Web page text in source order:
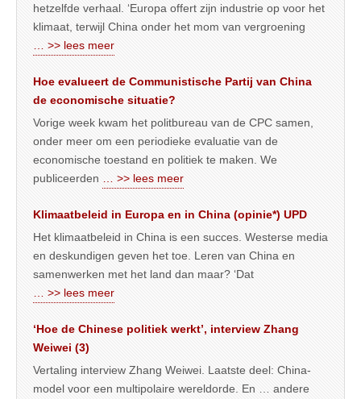
hetzelfde verhaal. ‘Europa offert zijn industrie op voor het
klimaat, terwijl China onder het mom van vergroening
… >> lees meer
Hoe evalueert de Communistische Partij van China
de economische situatie?
Vorige week kwam het politbureau van de CPC samen,
onder meer om een periodieke evaluatie van de
economische toestand en politiek te maken. We
publiceerden
… >> lees meer
Klimaatbeleid in Europa en in China (opinie*) UPD
Het klimaatbeleid in China is een succes. Westerse media
en deskundigen geven het toe. Leren van China en
samenwerken met het land dan maar? ‘Dat
… >> lees meer
‘Hoe de Chinese politiek werkt’, interview Zhang
Weiwei (3)
Vertaling interview Zhang Weiwei. Laatste deel: China-
model voor een multipolaire wereldorde. En … andere